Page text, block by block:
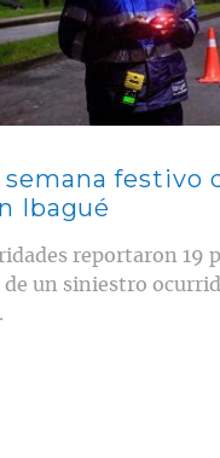
semana festivo
Ibagué
reportaron 19
un siniestro